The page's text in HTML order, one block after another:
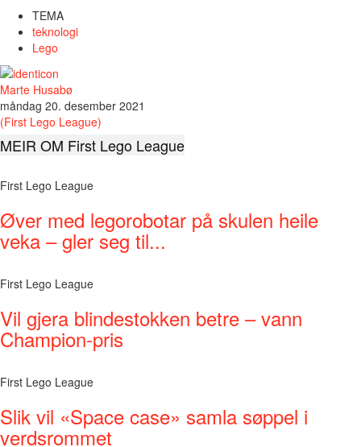
TEMA
teknologi
Lego
Marte Husabø
måndag 20. desember 2021
(First Lego League)
MEIR OM First Lego League
First Lego League
Øver med legorobotar på skulen heile
veka – gler seg til...
First Lego League
Vil gjera blindestokken betre – vann
Champion-pris
First Lego League
Slik vil «Space case» samla søppel i
verdsrommet